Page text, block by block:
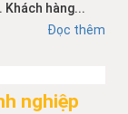
Khách hàng...
Đọc thêm
nghiệp